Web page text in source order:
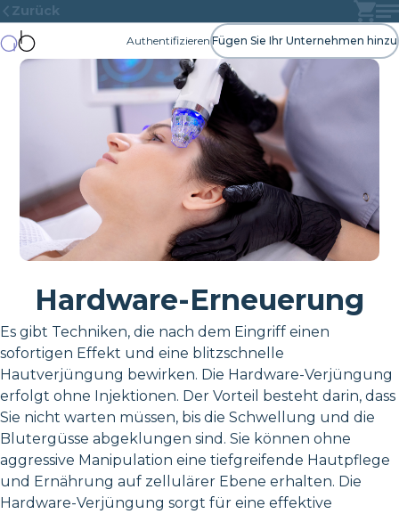
Zurück
Authentifizieren Fügen Sie Ihr Unternehmen hinzu
Hardware-Erneuerung
Es gibt Techniken, die nach dem Eingriff einen
sofortigen Effekt und eine blitzschnelle
Hautverjüngung bewirken. Die Hardware-Verjüngung
erfolgt ohne Injektionen. Der Vorteil besteht darin, dass
Sie nicht warten müssen, bis die Schwellung und die
Blutergüsse abgeklungen sind. Sie können ohne
aggressive Manipulation eine tiefgreifende Hautpflege
und Ernährung auf zellulärer Ebene erhalten. Die
Hardware-Verjüngung sorgt für eine effektive